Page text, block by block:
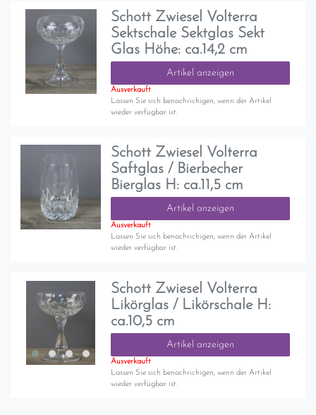
Schott Zwiesel Volterra
Sektschale Sektglas Sekt
Glas Höhe: ca.14,2 cm
Artikel anzeigen
Ausverkauft
Lassen Sie sich benachrichigen, wenn der Artikel
wieder verfügbar ist.
Schott Zwiesel Volterra
Saftglas / Bierbecher
Bierglas H: ca.11,5 cm
Artikel anzeigen
Ausverkauft
Lassen Sie sich benachrichigen, wenn der Artikel
wieder verfügbar ist.
Schott Zwiesel Volterra
Likörglas / Likörschale H:
ca.10,5 cm
Artikel anzeigen
Ausverkauft
Lassen Sie sich benachrichigen, wenn der Artikel
wieder verfügbar ist.